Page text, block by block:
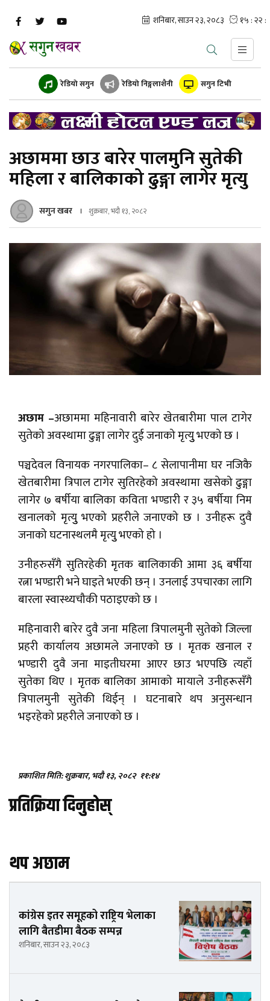
रेडियो सगुन रेडियो निङ्गलाशैनी सगुन टिभी
अछाममा छाउ बारेर पालमुनि सुतेकी
महिला र बालिकाको ढुङ्गा लागेर मृत्यु
सगुन खबर शुक्रबार, भदौ १३, २०८२
अछाम –अछाममा महिनावारी बारेर खेतबारीमा पाल टागेर
सुतेको अवस्थामा ढुङ्गा लागेर दुई जनाको मृत्युु भएको छ ।
पञ्चदेवल विनायक नगरपालिका– ८ सेलापानीमा घर नजिकै
खेतबारीमा त्रिपाल टागेर सुतिरहेको अवस्थामा खसेको ढुङ्गा
लागेर ७ बर्षीया बालिका कविता भण्डारी र ३५ बर्षीया निम
खनालको मृत्युु भएको प्रहरीले जनाएको छ । उनीहरू दुवै
जनाको घटनास्थलमै मृत्युु भएको हो ।
उनीहरुसँगै सुतिरहेकी मृतक बालिकाकी आमा ३६ बर्षीया
रत्ना भण्डारी भने घाइते भएकी छन् । उनलाई उपचारका लागि
बारला स्वास्थ्यचौकी पठाइएको छ ।
महिनावारी बारेर दुवै जना महिला त्रिपालमुनी सुतेको जिल्ला
प्रहरी कार्यालय अछामले जनाएको छ । मृतक खनाल र
भण्डारी दुवै जना माइतीघरमा आएर छाउ भएपछि त्यहाँ
सुतेका थिए । मृतक बालिका आमाको मायाले उनीहरूसँगै
त्रिपालमुनी सुतेकी थिईन् । घटनाबारे थप अनुसन्धान
भइरहेको प्रहरीले जनाएको छ ।
प्रकाशित मिति: शुक्रबार, भदौ १३, २०८२ ११:१४
प्रतिक्रिया दिनुहोस्
थप अछाम
कांग्रेस इतर समूहको राष्ट्रिय भेलाका
लागि बैतडीमा बैठक सम्पन्न
शनिबार, साउन २३, २०८३